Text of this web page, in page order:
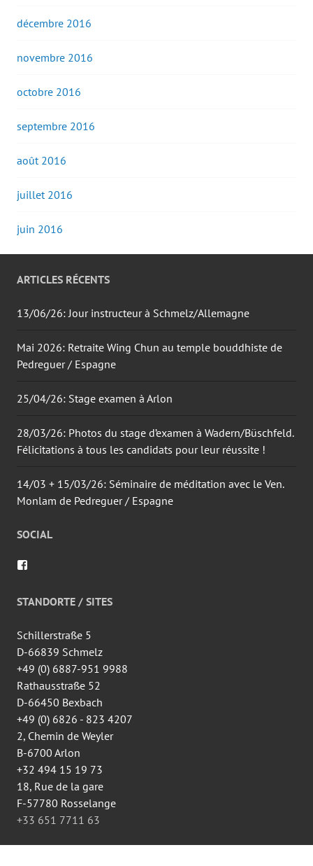
décembre 2016
novembre 2016
octobre 2016
septembre 2016
août 2016
juillet 2016
juin 2016
ARTICLES RÉCENTS
13/06/26: Jour instructeur à Schmelz/Allemagne
Mai 2026: Retraite Wing Chun au temple bouddhiste de
Pedreguer / Espagne
25/04/26: Stage examen à Arlon
28/03/26: Photos du stage d’examen à Wadern/Büschfeld.
Félicitations à tous les candidats pour leur réussite !
14/03 + 15/03/26: Séminaire de méditation avec le Ven.
Monlam de Pedreguer / Espagne
SOCIAL
de
wingtsun.arlon
Facebook
STANDORTE / SITES
Schillerstraße 5
D-66839 Schmelz
+49 (0) 6887-951 9988
Rathausstraße 52
D-66450 Bexbach
+49 (0) 6826 - 823 4207
2, Chemin de Weyler
B-6700 Arlon
+32 494 15 19 73
18, Rue de la gare
F-57780 Rosselange
+33 651 7711 63